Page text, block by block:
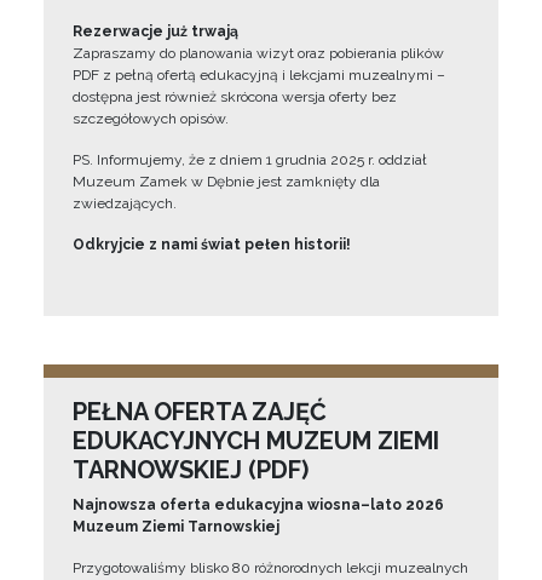
Rezerwacje już trwają
Zapraszamy do planowania wizyt oraz pobierania plików
PDF z pełną ofertą edukacyjną i lekcjami muzealnymi –
dostępna jest również skrócona wersja oferty bez
szczegółowych opisów.
PS. Informujemy, że z dniem 1 grudnia 2025 r. oddział
Muzeum Zamek w Dębnie jest zamknięty dla
zwiedzających.
Odkryjcie z nami świat pełen historii!
PEŁNA OFERTA ZAJĘĆ
EDUKACYJNYCH MUZEUM ZIEMI
TARNOWSKIEJ (PDF)
Najnowsza oferta edukacyjna wiosna–lato 2026
Muzeum Ziemi Tarnowskiej
Przygotowaliśmy blisko 80 różnorodnych lekcji muzealnych